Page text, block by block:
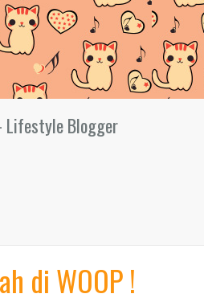
Lifestyle Blogger
di WOOP !